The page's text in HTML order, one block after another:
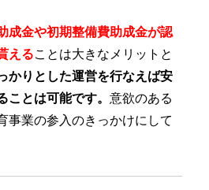
成金や初期整備費助成金が認
えることは大きなメリットと
かりとした運営を行なえば安
ことは可能です。意欲のある
事業の参入のきっかけにして